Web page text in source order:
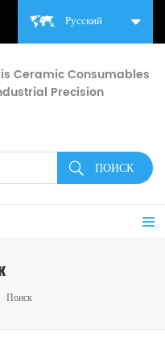
Русский
Ceramic Consumables
Precision
Поиск